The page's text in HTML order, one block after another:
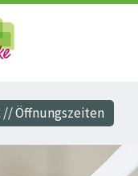
Öffnungszeiten